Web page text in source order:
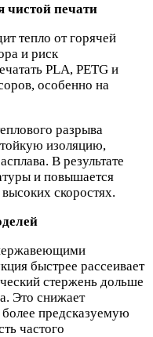
чистой печати
тепло от горячей
и риск
PLA, PETG и
особенно на
разрыва
изоляцию,
В результате
и повышается
скоростях.
быстрее рассеивает
стержень дольше
Это снижает
более предсказуемую
частого